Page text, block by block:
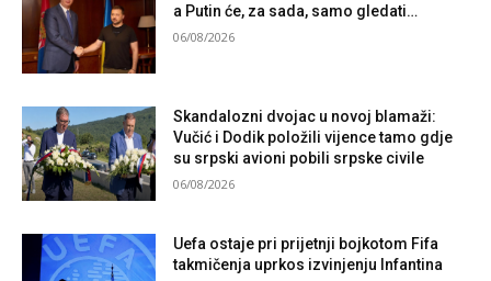
a Putin će, za sada, samo gledati…
06/08/2026
Skandalozni dvojac u novoj blamaži:
Vučić i Dodik položili vijence tamo gdje
su srpski avioni pobili srpske civile
06/08/2026
Uefa ostaje pri prijetnji bojkotom Fifa
takmičenja uprkos izvinjenju Infantina